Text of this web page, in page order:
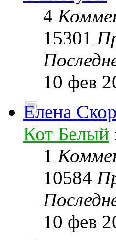
4
15301
10 фев
Елена
Кот Белый
1
10584
10 фев